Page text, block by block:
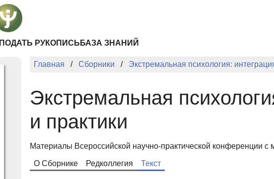
ПОДАТЬ РУКОПИСЬ БАЗА ЗНАНИЙ
Главная Сборники Экстремальная психология:
Экстремальная
и практики
Материалы Всероссийской научно-практической конференции
О Сборнике Редколлегия Текст